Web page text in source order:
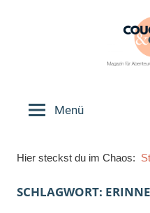
Menü
Hier steckst du im Chaos:
SCHLAGWORT: